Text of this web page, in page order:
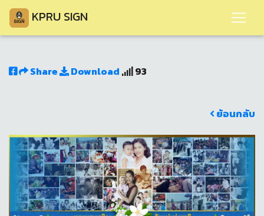
KPRU SIGN
Share Download 93
ย้อนกลับ